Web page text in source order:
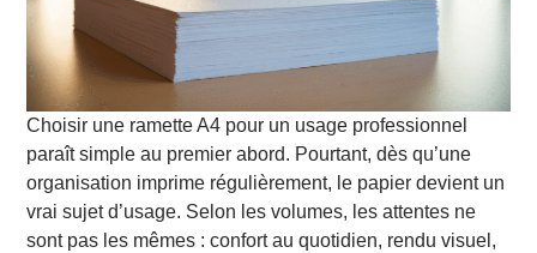
Choisir une ramette A4 pour un usage professionnel
paraît simple au premier abord. Pourtant, dès qu’une
organisation imprime régulièrement, le papier devient un
vrai sujet d’usage. Selon les volumes, les attentes ne
sont pas les mêmes : confort au quotidien, rendu visuel,